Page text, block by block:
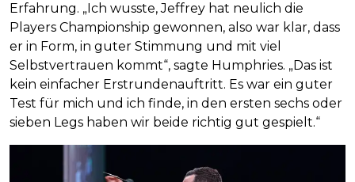
Erfahrung. „Ich wusste, Jeffrey hat neulich die
Players Championship gewonnen, also war klar, dass
er in Form, in guter Stimmung und mit viel
Selbstvertrauen kommt“, sagte Humphries. „Das ist
kein einfacher Erstrundenauftritt. Es war ein guter
Test für mich und ich finde, in den ersten sechs oder
sieben Legs haben wir beide richtig gut gespielt.“